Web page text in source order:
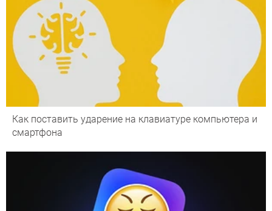
Как поставить ударение на клавиатуре компьютера и
смартфона